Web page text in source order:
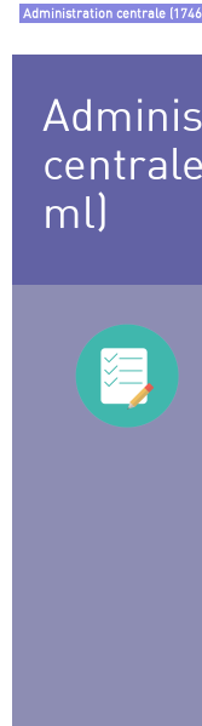
Administration centrale
ml)